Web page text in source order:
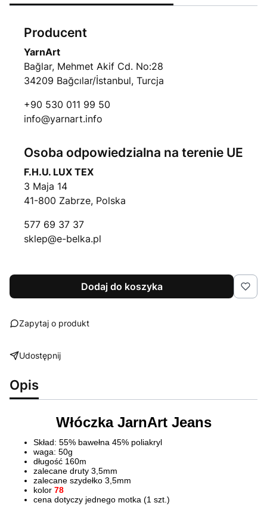
Producent
YarnArt
Bağlar, Mehmet Akif Cd. No:28
34209 Bağcılar/İstanbul, Turcja
+90 530 011 99 50
info@yarnart.info
Osoba odpowiedzialna na terenie UE
F.H.U. LUX TEX
3 Maja 14
41-800 Zabrze, Polska
577 69 37 37
sklep@e-belka.pl
Dodaj do koszyka
Zapytaj o produkt
Udostępnij
Opis
Włóczka JarnArt Jeans
Skład: 55% bawełna 45% poliakryl
waga: 50g
długość 160m
zalecane druty 3,5mm
zalecane szydełko 3,5mm
kolor 78
cena dotyczy jednego motka (1 szt.)